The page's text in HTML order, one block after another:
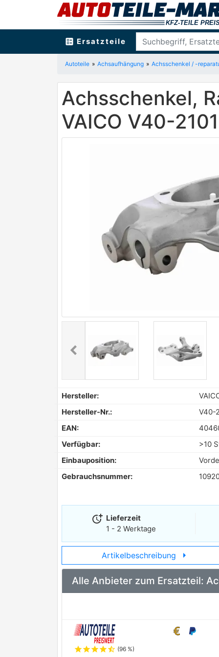
ballot Ersatzteile
Autoteile Achsaufhängung Achsschenkel / -
Achsschenkel,
VAICO V40-2101
chevron_leftPrevious
Hersteller:
Hersteller-Nr.:
V40-
EAN:
Verfügbar:
>10
Einbauposition:
Gebrauchsnummer:
more_time Lieferzeit
1 - 2 Werktage
Artikelbeschreibung arrow_right
Alle Anbieter zum Ersatzteil:
starstarstarstarstar_half (96 %)